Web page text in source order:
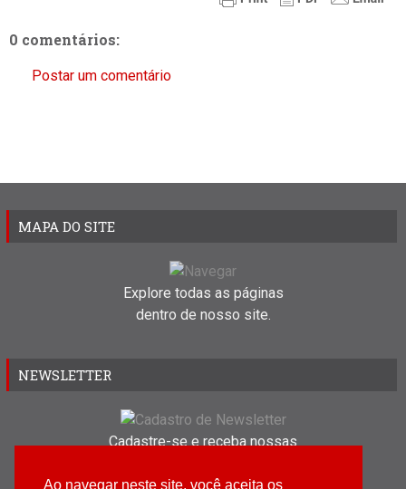
Ao navegar neste site, você aceita os
0 comentários:
Postar um comentário
MAPA DO SITE
Explore todas as páginas
dentro de nosso site.
NEWSLETTER
Cadastre-se e receba nossas